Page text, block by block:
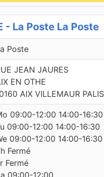
- La Poste La Poste
Poste
JEAN JAURES
EN OTHE
AIX VILLEMAUR PALIS
09:00-12:00 14:00-16:30
09:00-12:00 14:00-16:30
09:00-12:00 14:00-16:30
Fermé
Fermé
09:00-12:00